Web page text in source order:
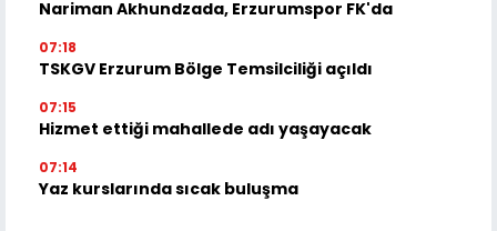
Nariman Akhundzada, Erzurumspor FK'da
07:18
TSKGV Erzurum Bölge Temsilciliği açıldı
07:15
Hizmet ettiği mahallede adı yaşayacak
07:14
Yaz kurslarında sıcak buluşma